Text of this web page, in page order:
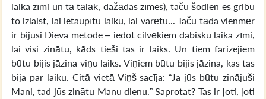
laika zīmi un tā tālāk, dažādas zīmes), taču šodien es gribu
to izlaist, lai ietaupītu laiku, lai varētu... Taču tāda vienmēr
ir bijusi Dieva metode – iedot cilvēkiem dabisku laika zīmi,
lai visi zinātu, kāds tieši tas ir laiks. Un tiem farizejiem
būtu bijis jāzina viņu laiks. Viņiem būtu bijis jāzina, kas tas
bija par laiku. Citā vietā Viņš sacīja: “Ja jūs būtu zinājuši
Mani, tad jūs zinātu Manu dienu.” Saprotat? Tas ir ļoti, ļoti